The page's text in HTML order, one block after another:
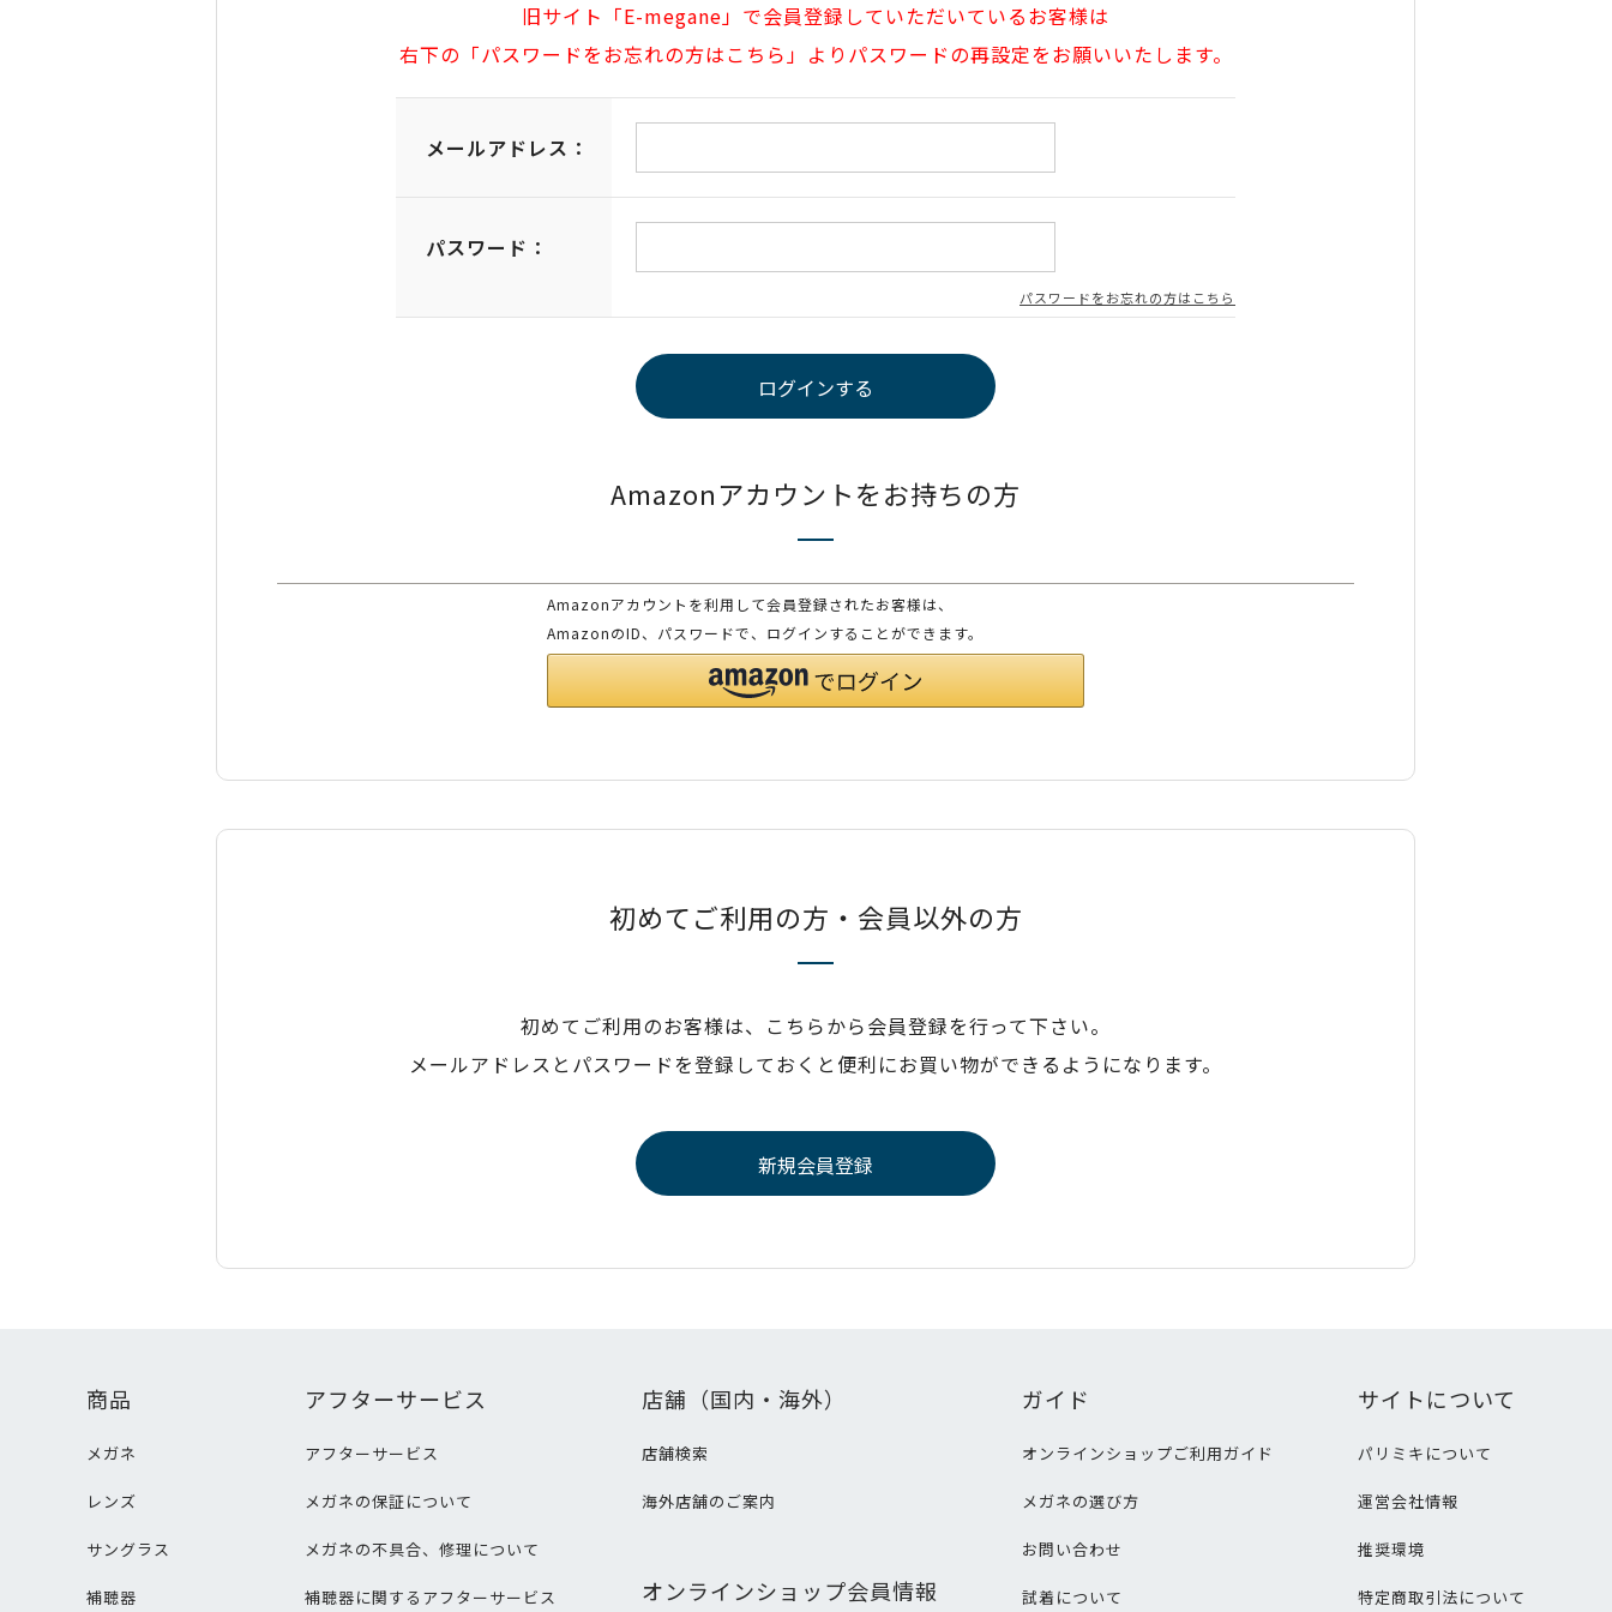
旧サイト「E-megane」で会員登録していただいているお客様は
右下の「パスワードをお忘れの方はこちら」よりパスワードの再設定をお願いいたします。
メールアドレス：
パスワード：
パスワードをお忘れの方はこちら
Amazonアカウントをお持ちの方
Amazonアカウントを利用して会員登録されたお客様は、
AmazonのID、パスワードで、ログインすることができます。
初めてご利用の方・会員以外の方
初めてご利用のお客様は、こちらから会員登録を行って下さい。
メールアドレスとパスワードを登録しておくと便利にお買い物ができるようになります。
商品
メガネ
レンズ
サングラス
補聴器
アフターサービス
アフターサービス
メガネの保証について
メガネの不具合、修理について
補聴器に関するアフターサービス
店舗（国内・海外）
店舗検索
海外店舗のご案内
オンラインショップ会員情報
ガイド
オンラインショップご利用ガイド
メガネの選び方
お問い合わせ
試着について
サイトについて
パリミキについて
運営会社情報
推奨環境
特定商取引法について